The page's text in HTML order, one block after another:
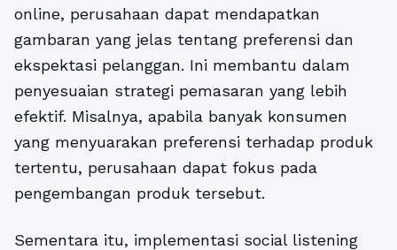
online, perusahaan dapat mendapatkan
gambaran yang jelas tentang preferensi dan
ekspektasi pelanggan. Ini membantu dalam
penyesuaian strategi pemasaran yang lebih
efektif. Misalnya, apabila banyak konsumen
yang menyuarakan preferensi terhadap produk
tertentu, perusahaan dapat fokus pada
pengembangan produk tersebut.
Sementara itu, implementasi social listening